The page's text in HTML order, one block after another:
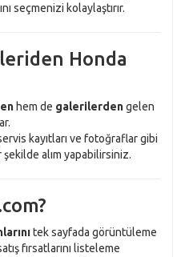
seçmenizi kolaylaştırır.
Honda
hem de galerilerdengelen
kayıtları ve fotoğraflar gibi
alım yapabilirsiniz.
tek sayfada görüntüleme
fırsatlarını listeleme